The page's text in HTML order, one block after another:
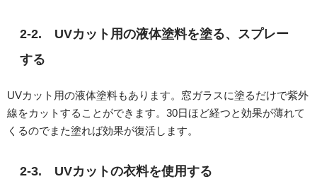
2-2. UVカット用の液体塗料を塗る、スプレー
する
UVカット用の液体塗料もあります。窓ガラスに塗るだけで紫外
線をカットすることができます。30日ほど経つと効果が薄れて
くるのでまた塗れば効果が復活します。
2-3. UVカットの衣料を使用する